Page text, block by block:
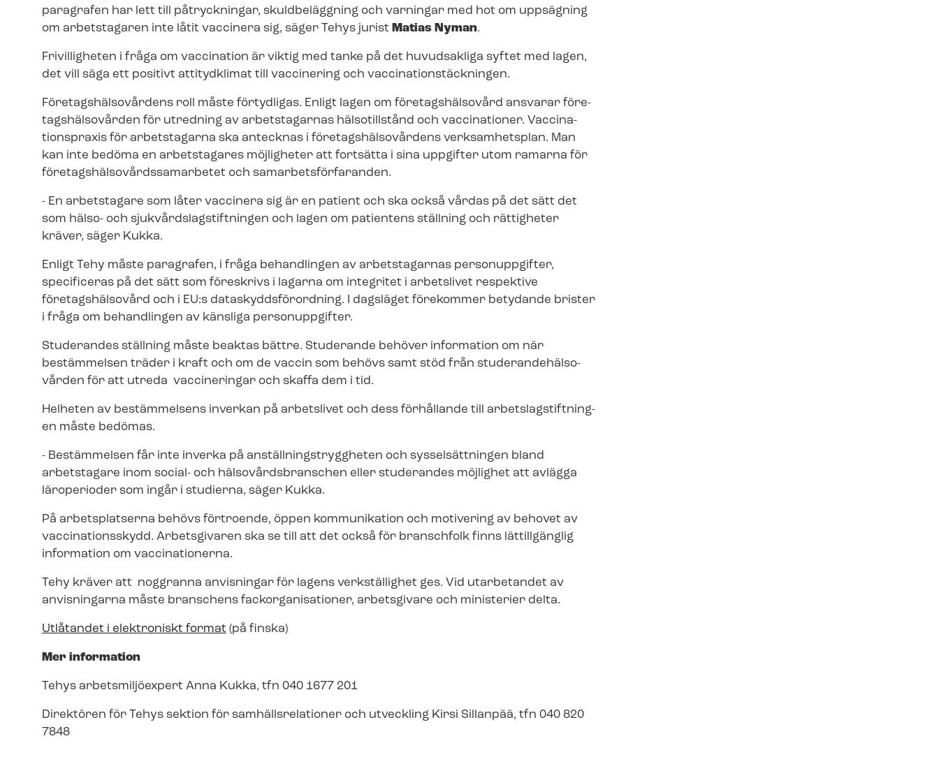
paragrafen har lett till påtryckningar, skuldbeläggning och varningar med hot om uppsägning
om arbetstagaren inte låtit vaccinera sig, säger Tehys jurist Matias Nyman.
Frivilligheten i fråga om vaccination är viktig med tanke på det huvudsakliga syftet med lagen,
det vill säga ett positivt attitydklimat till vaccinering och vac­ci­na­tions­täck­ning­en.
Fö­re­tags­häl­so­vår­dens roll måste förtydligas. Enligt lagen om företagshälsovård ansvarar fö­re­
tags­häl­so­vår­den för utredning av arbetstagarnas hälsotillstånd och vaccinationer. Vac­ci­na­
tions­prax­is för arbetstagarna ska antecknas i fö­re­tags­häl­so­vår­dens verksamhetsplan. Man
kan inte bedöma en arbetstagares möjligheter att fortsätta i sina uppgifter utom ramarna för
fö­re­tags­häl­so­vårds­sam­ar­be­tet och sam­ar­bets­för­fa­ran­den.
- En arbetstagare som låter vaccinera sig är en patient och ska också vårdas på det sätt det
som hälso- och sjuk­vårds­lag­stift­ning­en och lagen om patientens ställning och rättigheter
kräver, säger Kukka.
Enligt Tehy måste paragrafen, i fråga behandlingen av arbetstagarnas personuppgifter,
specificeras på det sätt som föreskrivs i lagarna om integritet i arbetslivet respektive
företagshälsovård och i EU:s data­skydds­för­ord­ning. I dagsläget förekommer betydande brister
i fråga om behandlingen av känsliga personuppgifter.
Studerandes ställning måste beaktas bättre. Studerande behöver information om när
bestämmelsen träder i kraft och om de vaccin som behövs samt stöd från stu­de­ran­de­häl­so­
vår­den för att utreda vaccineringar och skaffa dem i tid.
Helheten av bestämmelsens inverkan på arbetslivet och dess förhållande till ar­bets­lag­stift­ning­
en måste bedömas.
- Bestämmelsen får inte inverka på an­ställ­nings­trygg­he­ten och sysselsättningen bland
arbetstagare inom social- och häl­so­vårds­bran­schen eller studerandes möjlighet att avlägga
läroperioder som ingår i studierna, säger Kukka.
På arbetsplatserna behövs förtroende, öppen kommunikation och motivering av behovet av
vaccinationsskydd. Arbetsgivaren ska se till att det också för branschfolk finns lättillgänglig
information om vaccinationerna.
Tehy kräver att noggranna anvisningar för lagens verkställighet ges. Vid utarbetandet av
anvisningarna måste branschens fack­or­ga­ni­sa­tio­ner, arbetsgivare och ministerier delta.
Utlåtandet i elektroniskt format (på finska)
Mer information
Tehys arbetsmiljöexpert Anna Kukka, tfn 040 1677 201
Direktören för Tehys sektion för sam­hälls­re­la­tio­ner och utveckling Kirsi Sillanpää, tfn 040 820
7848